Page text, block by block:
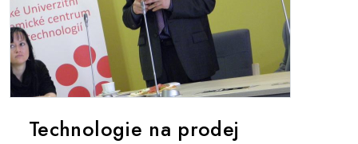
Technologie na prodej